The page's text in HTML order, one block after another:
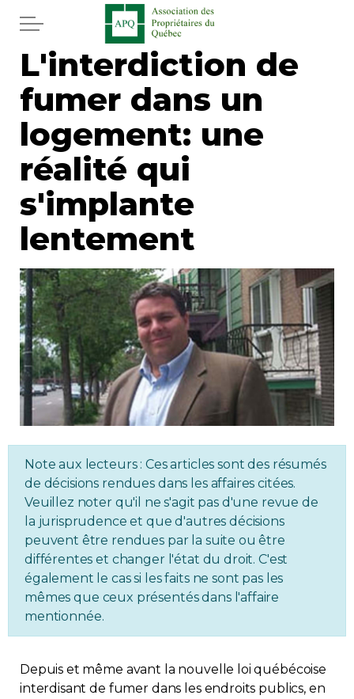
Aller au contenu principal
Accueil
Services
Actualités
Journal
Juridique
Mot de l'éditeur
Divers
Immobilier
Réglementation
Copropriété
Environnement
Rabais APQ
App APQ
Médias
FAQ
L'interdiction de
fumer dans un
logement: une
réalité qui
s'implante
lentement
Note aux lecteurs : Ces articles sont des résumés
de décisions rendues dans les affaires citées.
Veuillez noter qu'il ne s'agit pas d'une revue de
la jurisprudence et que d'autres décisions
peuvent être rendues par la suite ou être
différentes et changer l'état du droit. C'est
également le cas si les faits ne sont pas les
mêmes que ceux présentés dans l'affaire
mentionnée.
Depuis et même avant la nouvelle loi québécoise
interdisant de fumer dans les endroits publics, en